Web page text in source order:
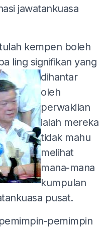
jawatankuasa
kempen boleh
ling signifikan yang
dihantar
oleh
perwakilan
ialah mereka
tidak mahu
melihat
mana-mana
kumpulan
pusat.
pemimpin